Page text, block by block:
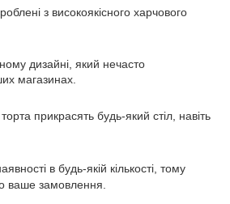
з високоякісного харчового
дизайні, який нечасто
магазинах.
прикрасять будь-який стіл, навіть
в будь-якій кількості, тому
ваше замовлення.